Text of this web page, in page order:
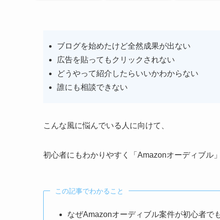
ブログを始めたけど全然成果が出ない
広告を貼ってもクリックされない
どうやって紹介したらいいかわからない
誰にも相談できない
こんな風に悩んでいる人に向けて、
初心者にもわかりやすく「Amazonオーディブル
この記事でわかること
なぜAmazonオーディブル案件が初心者で